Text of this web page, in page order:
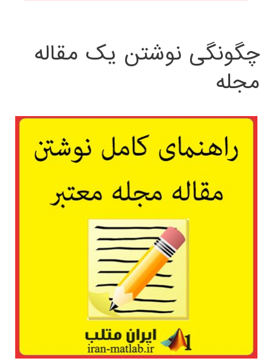
چگونگی نوشتن یک مقاله
مجله